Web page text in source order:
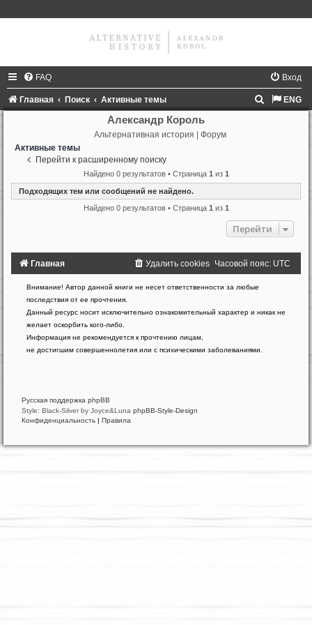
FAQ Вход
Главная Поиск Активные темы ENG
Александр Король
Альтернативная история | Форум
Активные темы
Перейти к расширенному поиску
Найдено 0 результатов • Страница 1 из 1
Подходящих тем или сообщений не найдено.
Найдено 0 результатов • Страница 1 из 1
Перейти
Главная Часовой пояс: UTC
Удалить cookies
Внимание! Автор данной книги не несет ответственности за любые
последствия от ее прочтения.
Данный ресурс носит исключительно ознакомительный характер и никак не
желает оскорбить кого-либо.
Информация не рекомендуется к прочтению лицам,
не достигшим совершеннолетия или с психическими заболеваниями.
Создано
на
основе
phpBB®
Forum
Software
Русская поддержка phpBB
Style: Black-Silver by Joyce&Luna phpBB-Style-Design
Конфиденциальность | Правила